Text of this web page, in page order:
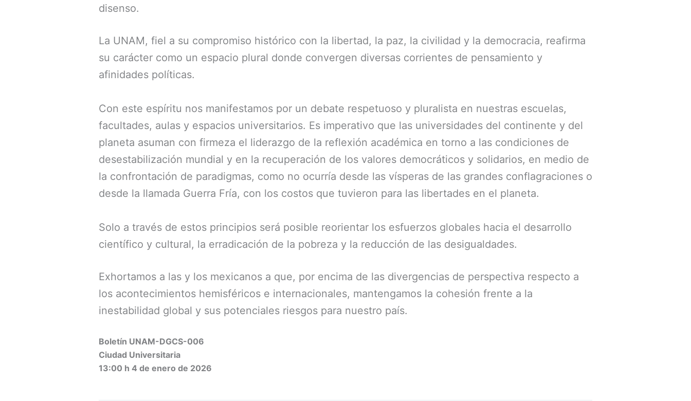
disenso.
La UNAM, fiel a su compromiso histórico con la libertad, la paz, la civilidad y la democracia, reafirma
su carácter como un espacio plural donde convergen diversas corrientes de pensamiento y
afinidades políticas.
Con este espíritu nos manifestamos por un debate respetuoso y pluralista en nuestras escuelas,
facultades, aulas y espacios universitarios. Es imperativo que las universidades del continente y del
planeta asuman con firmeza el liderazgo de la reflexión académica en torno a las condiciones de
desestabilización mundial y en la recuperación de los valores democráticos y solidarios, en medio de
la confrontación de paradigmas, como no ocurría desde las vísperas de las grandes conflagraciones o
desde la llamada Guerra Fría, con los costos que tuvieron para las libertades en el planeta.
Solo a través de estos principios será posible reorientar los esfuerzos globales hacia el desarrollo
científico y cultural, la erradicación de la pobreza y la reducción de las desigualdades.
Exhortamos a las y los mexicanos a que, por encima de las divergencias de perspectiva respecto a
los acontecimientos hemisféricos e internacionales, mantengamos la cohesión frente a la
inestabilidad global y sus potenciales riesgos para nuestro país.
Boletín UNAM-DGCS-006
Ciudad Universitaria
13:00 h 4 de enero de 2026